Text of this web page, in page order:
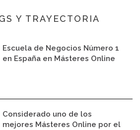
Y TRAYECTORIA
Escuela de Negocios Número 1
en España en Másteres Online
Considerado uno de los
mejores Másteres Online por el